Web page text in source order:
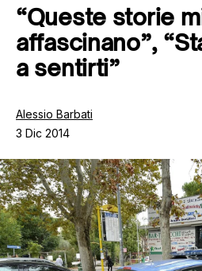
Tutti gli articoli
Chi siamo
Contatti
“Queste storie
affascinano”,
a sentirti”
Alessio Barbati
3 Dic 2014